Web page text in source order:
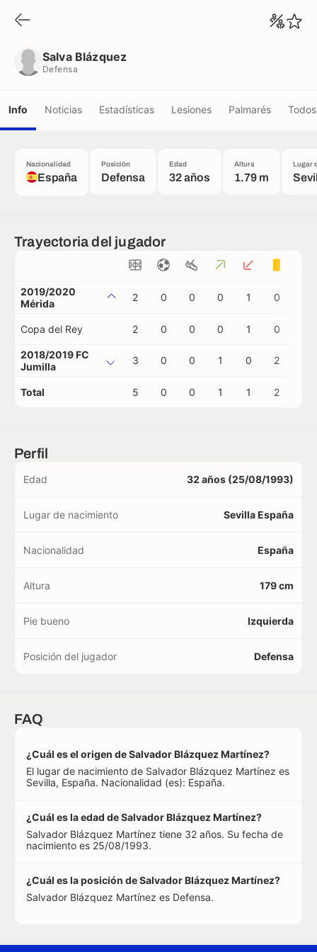
Salva Blázquez
Defensa
Info Noticias Estadísticas Lesiones Palmarés
Nacionalidad
España
Posición
Defensa
Edad
32 años
Altura
1.79 m
Lugar
Trayectoria del jugador
2019/2020
Mérida
2 0 0 0 1 0
Copa del Rey 2 0 0 0 1 0
2018/2019 FC
Jumilla
3 0 0 1 0 2
Total 5 0 0 1 1 2
Perfil
Edad 32 años (25/08/1993)
Lugar de nacimiento Sevilla España
Nacionalidad España
Altura 179 cm
Pie bueno Izquierda
Posición del jugador Defensa
FAQ
¿Cuál es el origen de Salvador Blázquez Martínez?
El lugar de nacimiento de Salvador Blázquez Martínez es
Sevilla, España. Nacionalidad (es): España.
¿Cuál es la edad de Salvador Blázquez Martínez?
Salvador Blázquez Martínez tiene 32 años. Su fecha de
nacimiento es 25/08/1993.
¿Cuál es la posición de Salvador Blázquez Martínez?
Salvador Blázquez Martínez es Defensa.